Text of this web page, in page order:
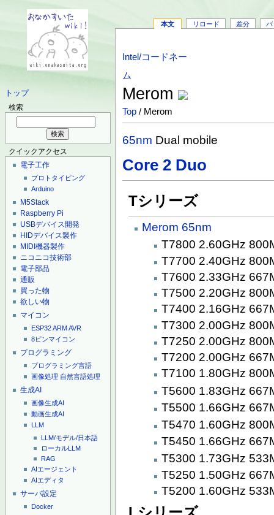
トップ
検索
クイックアクセス
電子工作
プロトタイピング
Arduino
M5Stack
Raspberry Pi
USBデバイス開発
HIDデバイス製作
MIDI機器製作
ニコニコ技術部
電子部品
通販
買った物
欲しい物
マイコン
ESP32ARMAVR
8ピンマイコン
プログラミング
プログラミング言語
画像処理 自然言語処理
生成AI
画像生成AI
動画生成AI
LLM
LLM/モデル/日本語
ローカルLLM
RAG
AIエージェント
AIエディタ
サーバ設定
Docker
本文 リロード 差分 バ
Intel/コードネー
ム
Merom
Top / Merom
65nm Dual mobile
Core 2 Duo
Tシリーズ
Merom 65nm
T7800 2.60GHz
T7700 2.40GHz
T7600 2.33GHz
T7500 2.20GHz
T7400 2.16GHz
T7300 2.00GHz
T7250 2.00GHz
T7200 2.00GHz
T7100 1.80GHz
T5600 1.83GHz
T5500 1.66GHz
T5470 1.60GHz
T5450 1.66GHz
T5300 1.73GHz
T5250 1.50GHz
T5200 1.60GHz